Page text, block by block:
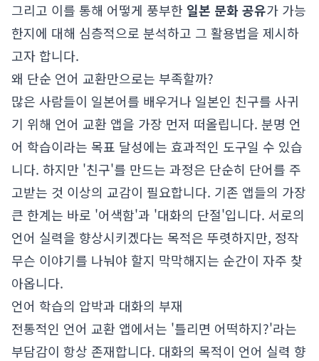
그리고 이를 통해 어떻게 풍부한 일본 문화 공유가 가능
한지에 대해 심층적으로 분석하고 그 활용법을 제시하
고자 합니다.
왜 단순 언어 교환만으로는 부족할까?
많은 사람들이 일본어를 배우거나 일본인 친구를 사귀
기 위해 언어 교환 앱을 가장 먼저 떠올립니다. 분명 언
어 학습이라는 목표 달성에는 효과적인 도구일 수 있습
니다. 하지만 '친구'를 만드는 과정은 단순히 단어를 주
고받는 것 이상의 교감이 필요합니다. 기존 앱들의 가장
큰 한계는 바로 '어색함'과 '대화의 단절'입니다. 서로의
언어 실력을 향상시키겠다는 목적은 뚜렷하지만, 정작
무슨 이야기를 나눠야 할지 막막해지는 순간이 자주 찾
아옵니다.
언어 학습의 압박과 대화의 부재
전통적인 언어 교환 앱에서는 '틀리면 어떡하지?'라는
부담감이 항상 존재합니다. 대화의 목적이 언어 실력 향